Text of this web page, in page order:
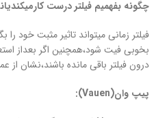
چگونه بفهمیم فیلتر درست
فیلتر زمانی میتواند تاثیر مثبت خود
بخوبی فیت شود،همچنین اگر بعداز
درون فیلتر باقی مانده باشند،نشان از
پیپ وان(Vauen
):